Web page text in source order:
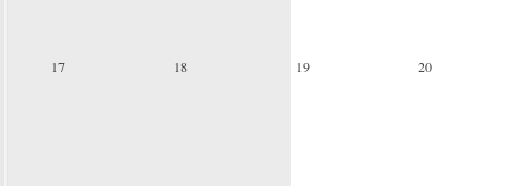
17 18 19 20